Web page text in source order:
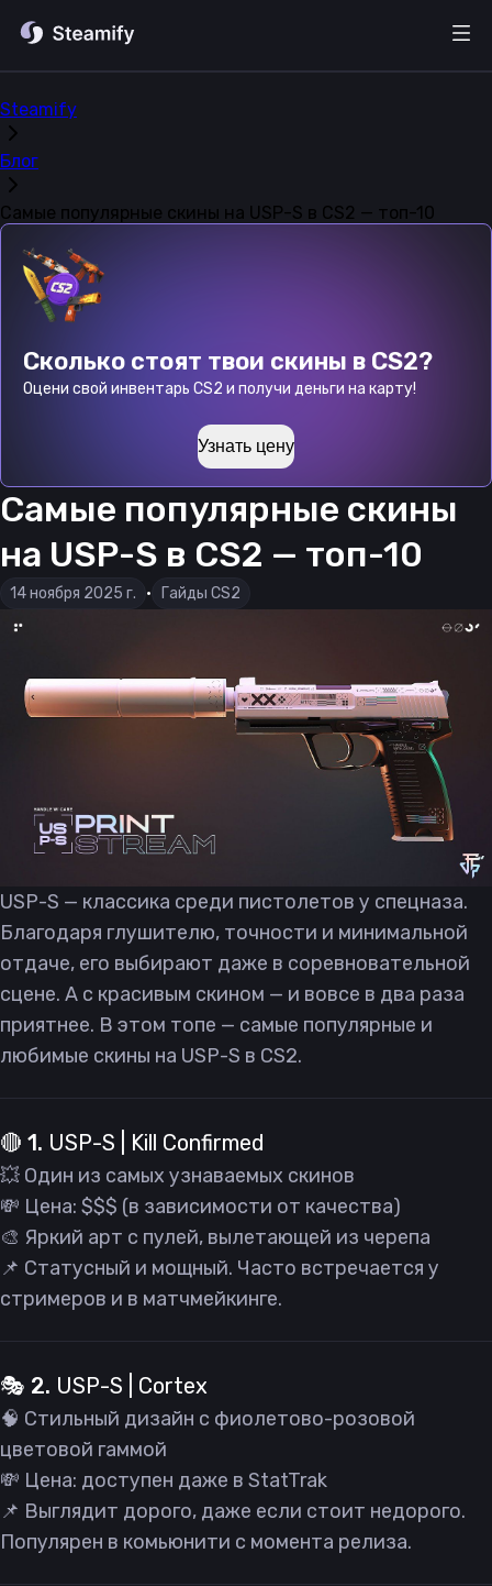
Steamify
Блог
Самые популярные скины на USP-S в CS2 — топ-10
Сколько стоят твои скины в CS2?
Оцени свой инвентарь CS2 и получи деньги на карту!
Узнать цену
Самые популярные скины
на USP-S в CS2 — топ-10
14 ноября 2025 г. • Гайды CS2
USP-S — классика среди пистолетов у спецназа.
Благодаря глушителю, точности и минимальной
отдаче, его выбирают даже в соревновательной
сцене. А с красивым скином — и вовсе в два раза
приятнее. В этом топе — самые популярные и
любимые скины на USP-S в CS2.
🔴 1. USP-S | Kill Confirmed
💥 Один из самых узнаваемых скинов
💸 Цена: $$$ (в зависимости от качества)
🎨 Яркий арт с пулей, вылетающей из черепа
📌 Статусный и мощный. Часто встречается у
стримеров и в матчмейкинге.
🎭 2. USP-S | Cortex
🧠 Стильный дизайн с фиолетово-розовой
цветовой гаммой
💸 Цена: доступен даже в StatTrak
📌 Выглядит дорого, даже если стоит недорого.
Популярен в комьюнити с момента релиза.